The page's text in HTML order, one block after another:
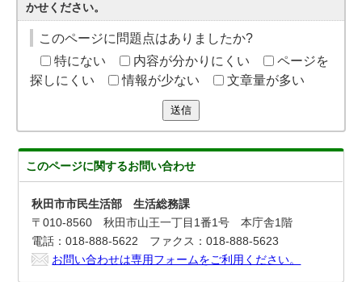
かせください。
このページに問題点はありましたか?
特にない
内容が分かりにくい
ページを
探しにくい
情報が少ない 文章量が多い
送信
このページに関するお問い合わせ
秋田市市民生活部 生活総務課
〒010-8560 秋田市山王一丁目1番1号 本庁舎1階
電話：018-888-5622 ファクス：018-888-5623
お問い合わせは専用フォームをご利用ください。